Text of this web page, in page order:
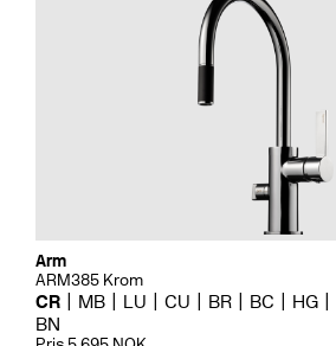
Arm
ARM385 Krom
CR MB LU CU BR BC HG
BN